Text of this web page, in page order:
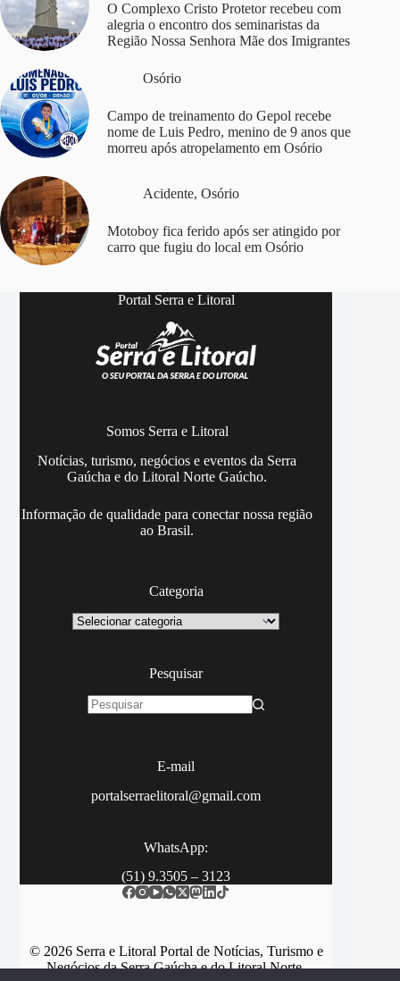
O Complexo Cristo Protetor recebeu com
alegria o encontro dos seminaristas da
Região Nossa Senhora Mãe dos Imigrantes
Osório
Campo de treinamento do Gepol recebe
nome de Luis Pedro, menino de 9 anos que
morreu após atropelamento em Osório
Acidente, Osório
Motoboy fica ferido após ser atingido por
carro que fugiu do local em Osório
Portal Serra e Litoral
Somos Serra e Litoral
Notícias, turismo, negócios e eventos da Serra
Gaúcha e do Litoral Norte Gaúcho.
Informação de qualidade para conectar nossa região
ao Brasil.
Categoria
Categoria
Pesquisar
E-mail
portalserraelitoral@gmail.com
WhatsApp:
(51) 9.3505 – 3123
© 2026 Serra e Litoral Portal de Notícias, Turismo e
Negócios da Serra Gaúcha e do Litoral Norte.